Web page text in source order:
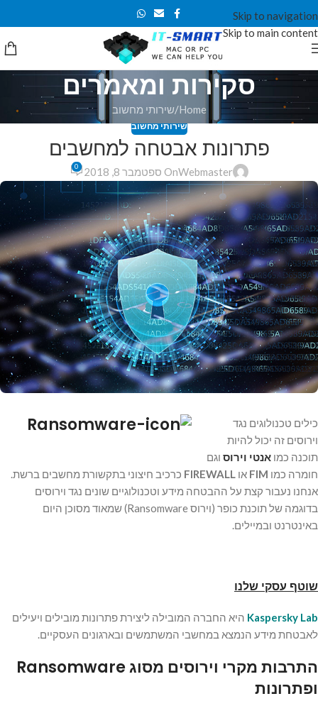
Skip to navigation
Skip to main content
סקירות ומאמרים
Home שירותי מחשוב
שירותי מחשוב
פתרונות אבטחה למחשבים
WebmasterOn ספטמבר 8, 2018 0
כילים טכנולוגים נגד
וירוסים זה יכול להיות
תוכנה כמו אנטי וירוס וגם
חומרה כמו FIM או FIREWALL כרכיב חיצוני בתקשורת מחשבים ברשת.
אנחנו נעבור קצת על ההבטחה מידע וטכנולוגיים שונים נגד וירוסים
בדוגמה של תוכנת כופר (וירוס Ransomware) שמאוד מסוכן היום
באינטרנט ובמיילים.
שוטף עסקי שלנו
Kaspersky Lab היא החברה המובילה ליצירת פתרונות מובילים ויעילים
לאבטחת מידע הנמצא במחשבי המשתמשים ובארגונים העסקיים.
התרבות מקרי וירוסים מסוג Ransomware
ופתרונות